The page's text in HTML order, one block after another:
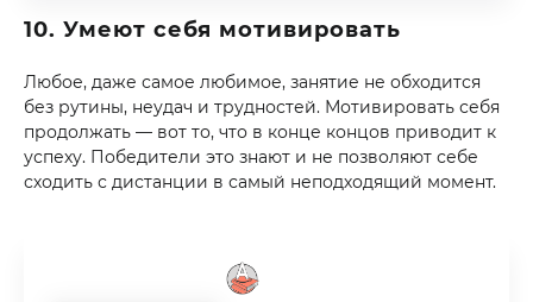
10. Умеют себя мотивировать
Любое, даже самое любимое, занятие не обходится
без рутины, неудач и трудностей. Мотивировать себя
продолжать — вот то, что в конце концов приводит к
успеху. Победители это знают и не позволяют себе
сходить с дистанции в самый неподходящий момент.